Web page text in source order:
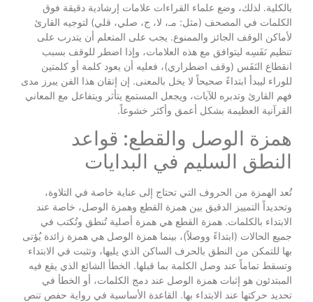
بالكلية. لذلك، وضع علماء القراءات علامات إرشادية دقيقة فوق
الكلمات في المصحف (مثل: مـ، لا، ج، صلي، قلي) لتوجيه القارئ
لأماكن الوقف الجائز والممنوع. يجب على المتعلم أن يتدرب على
تنظيم نَفَسِه ليتوافق مع هذه العلامات، وإذا اضطر للوقف بسبب
انقطاع النَفَس (وقف اضطراري)، فعليه أن يعود كلمة أو كلمتين
للوراء ليبدأ ابتداءً صحيحاً لا يخل بالمعنى. إن إتقان هذا الفن يبرز مدى
فهم القارئ وتدبره للآيات، ويجعل المستمع يتأثر ويتفاعل مع المعاني
القرآنية العظيمة بشكل أعمق وأكثر خشوعاً.
همزة الوصل والقطع: قواعد
النطق السليم في البدايات
تُعد الهمزة من الحروف التي تحتاج إلى عناية خاصة في التلاوة،
وتحديداً التمييز الدقيق بين همزة القطع وهمزة الوصل، خاصة عند
الابتداء بالكلمات. همزة القطع هي همزة أصلية تُنطق وتُكتب في
جميع الحالات (ابتداءً ووصلاً)، بينما همزة الوصل هي همزة زائدة يُؤتى
بها للتمكن من النطق بالحرف الساكن الذي يليها، وتثبت في الابتداء
وتسقط تماماً عند وصل الكلمة بما قبلها. الخطأ الشائع الذي يقع فيه
المبتدئون هو إثبات همزة الوصل عند دمج الكلمات، أو الخطأ في
تحديد حركتها عند الابتداء بها. القاعدة الأساسية في رواية حفص تنص